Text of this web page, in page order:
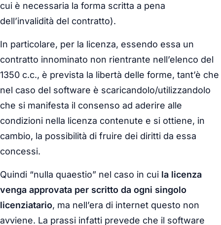
cui è necessaria la forma scritta a pena
dell’invalidità del contratto).
In particolare, per la licenza, essendo essa un
contratto innominato non rientrante nell’elenco del
1350 c.c., è prevista la libertà delle forme, tant’è che
nel caso del software è scaricandolo/utilizzandolo
che si manifesta il consenso ad aderire alle
condizioni nella licenza contenute e si ottiene, in
cambio, la possibilità di fruire dei diritti da essa
concessi.
Quindi “nulla quaestio” nel caso in cui la licenza
venga approvata per scritto da ogni singolo
licenziatario, ma nell’era di internet questo non
avviene. La prassi infatti prevede che il software